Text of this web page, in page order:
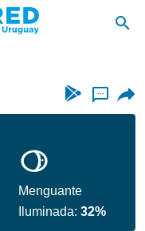
...
Menguante
Iluminada:32%